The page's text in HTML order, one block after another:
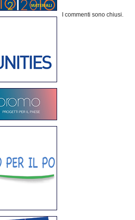
I commenti sono chiusi.